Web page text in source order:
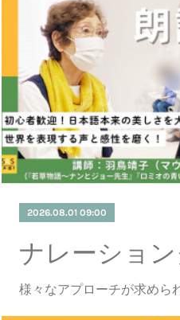
2026.08.01 09:00
様々なアプローチが求めら